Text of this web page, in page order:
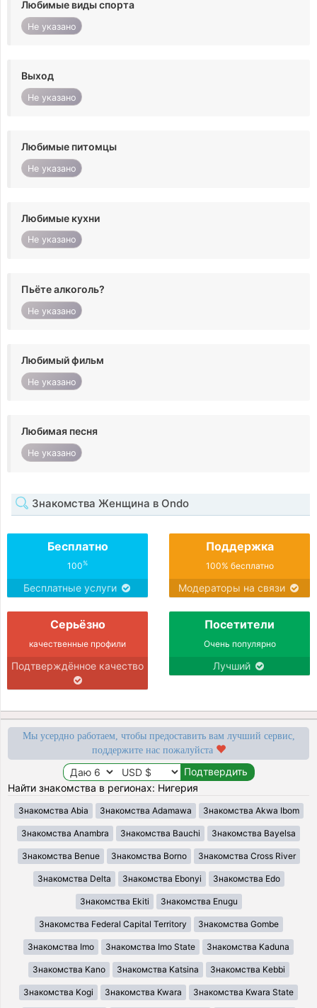
Любимые виды спорта
Не указано
Выход
Не указано
Любимые питомцы
Не указано
Любимые кухни
Не указано
Пьёте алкоголь?
Не указано
Любимый фильм
Не указано
Любимая песня
Не указано
Знакомства Женщина в Ondo
Бесплатно
100%
Бесплатные услуги
Поддержка
100% бесплатно
Модераторы на связи
Серьёзно
качественные профили
Подтверждённое качество
Посетители
Очень популярно
Лучший
Мы усердно работаем, чтобы предоставить вам лучший сервис,
поддержите нас пожалуйста
Найти знакомства в регионах: Нигерия
Знакомства Abia Знакомства Adamawa Знакомства Akwa Ibom
Знакомства Anambra Знакомства Bauchi Знакомства Bayelsa
Знакомства Benue Знакомства Borno Знакомства Cross River
Знакомства Delta Знакомства Ebonyi Знакомства Edo
Знакомства Ekiti Знакомства Enugu
Знакомства Federal Capital Territory Знакомства Gombe
Знакомства Imo Знакомства Imo State Знакомства Kaduna
Знакомства Kano Знакомства Katsina Знакомства Kebbi
Знакомства Kogi Знакомства Kwara Знакомства Kwara State